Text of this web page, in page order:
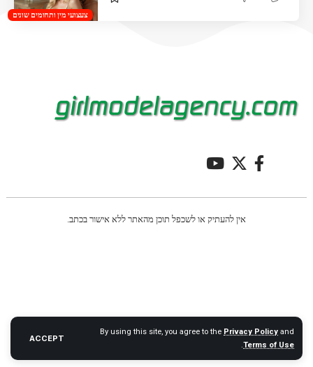
By using this site, you agree to the Privacy Policy and
Terms of Use
.
ACCEPT
צעצועי מין ותחומים שונים
אין להעתיק או לשכפל תוכן מהאתר ללא אישור בכתב.